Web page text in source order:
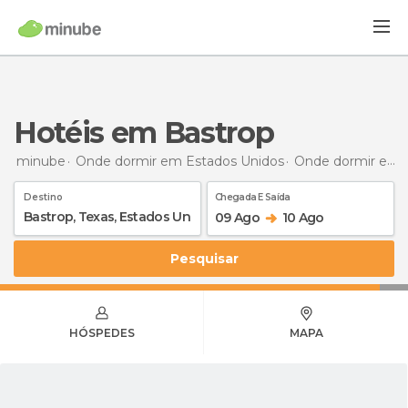
Hotéis em Bastrop
minube Onde dormir em Estados Unidos Onde dormir em Texas
Destino Chegada E Saída
09 Ago 10 Ago
Pesquisar
HÓSPEDES MAPA